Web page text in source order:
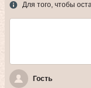
Для того, чтобы
Гость